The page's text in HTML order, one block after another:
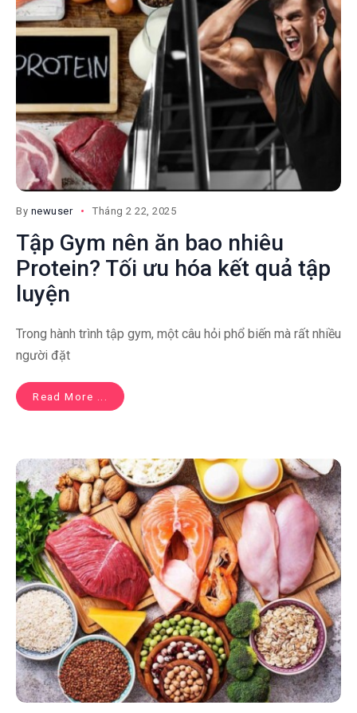
By newuser Tháng 2 22, 2025
Tập Gym nên ăn bao nhiêu
Protein? Tối ưu hóa kết quả tập
luyện
Trong hành trình tập gym, một câu hỏi phổ biến mà rất nhiều
người đặt
Read More ...